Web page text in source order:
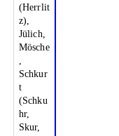
(Herrlit
z),
Jülich,
Mösche
Schkur
t
(Schku
hr,
Skur,